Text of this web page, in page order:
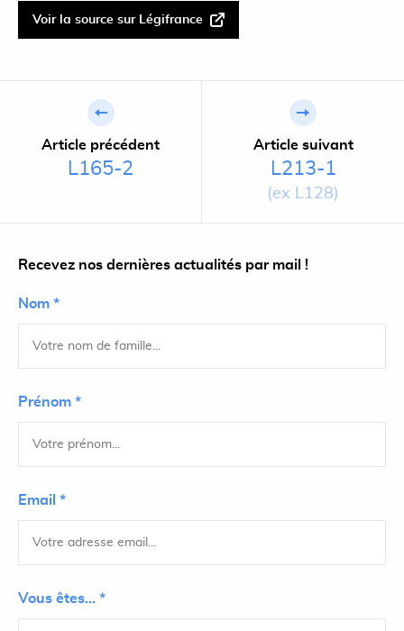
Voir la source sur Légifrance
Article précédent
L165-2
Article suivant
L213-1
(ex L128)
Recevez nos dernières actualités par mail !
Nom *
Prénom *
Email *
Vous êtes... *